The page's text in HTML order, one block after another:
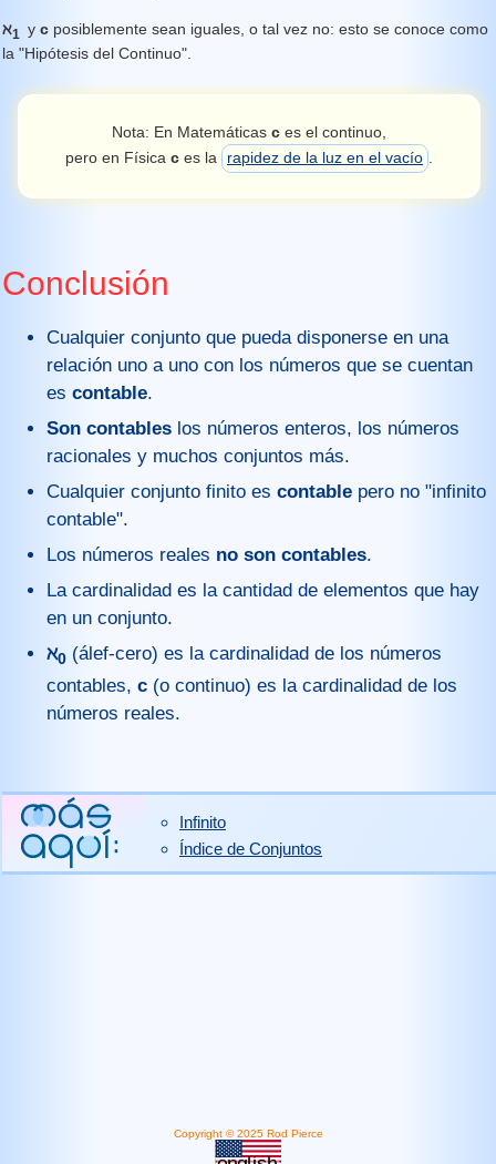
ℵ1 y c posiblemente sean iguales, o tal vez no: esto se conoce como
la "Hipótesis del Continuo".
Nota: En Matemáticas c es el continuo,
pero en Física ces la rapidez de la luz en el vacío
Conclusión
Cualquier conjunto que pueda disponerse en una
relación uno a uno con los números que se cuentan
es contable.
Son contables los números enteros, los números
racionales y muchos conjuntos más.
Cualquier conjunto finito es contable pero no "infinito
contable".
Los números reales no son contables.
La cardinalidad es la cantidad de elementos que hay
en un conjunto.
ℵ0 (álef-cero) es la cardinalidad de los números
contables, c (o continuo) es la cardinalidad de los
números reales.
Infinito
Índice de Conjuntos
Copyright © 2025 Rod Pierce